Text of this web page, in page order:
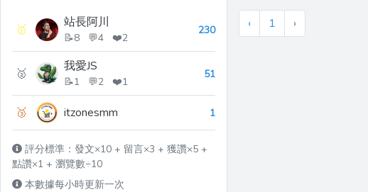
🥇 站長阿川
📝8 💬4 ❤️2
230
🥈 我愛JS
📝1 💬2 ❤️1
51
🥉 itzonesmm 1
評分標準：發文×10 + 留言×3 + 獲讚×5 +
點讚×1 + 瀏覽數÷10
本數據每小時更新一次
‹ 1 ›